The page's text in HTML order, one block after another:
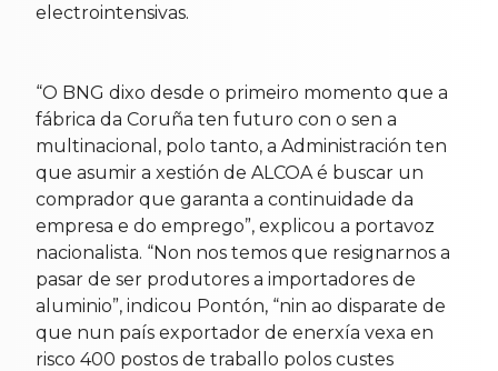
electrointensivas.
“O BNG dixo desde o primeiro momento que a
fábrica da Coruña ten futuro con o sen a
multinacional, polo tanto, a Administración ten
que asumir a xestión de ALCOA é buscar un
comprador que garanta a continuidade da
empresa e do emprego”, explicou a portavoz
nacionalista. “Non nos temos que resignarnos a
pasar de ser produtores a importadores de
aluminio”, indicou Pontón, “nin ao disparate de
que nun país exportador de enerxía vexa en
risco 400 postos de traballo polos custes